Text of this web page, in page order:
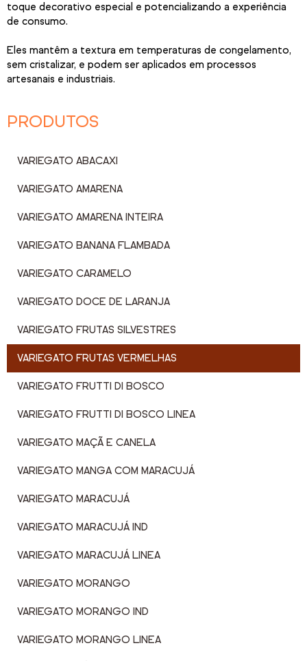
toque decorativo especial e potencializando a experiência
de consumo.
Eles mantêm a textura em temperaturas de congelamento,
sem cristalizar, e podem ser aplicados em processos
artesanais e industriais.
PRODUTOS
VARIEGATO ABACAXI
VARIEGATO AMARENA
VARIEGATO AMARENA INTEIRA
VARIEGATO BANANA FLAMBADA
VARIEGATO CARAMELO
VARIEGATO DOCE DE LARANJA
VARIEGATO FRUTAS SILVESTRES
VARIEGATO FRUTAS VERMELHAS
VARIEGATO FRUTTI DI BOSCO
VARIEGATO FRUTTI DI BOSCO LINEA
VARIEGATO MAÇÃ E CANELA
VARIEGATO MANGA COM MARACUJÁ
VARIEGATO MARACUJÁ
VARIEGATO MARACUJÁ IND
VARIEGATO MARACUJÁ LINEA
VARIEGATO MORANGO
VARIEGATO MORANGO IND
VARIEGATO MORANGO LINEA